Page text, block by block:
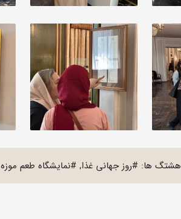
هشتگ ها: #روز جهانی غذا, #نمایشگاه طعم موزه